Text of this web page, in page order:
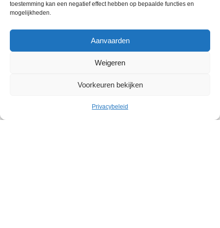
toestemming kan een negatief effect hebben op bepaalde functies en
mogelijkheden.
Aanvaarden
Weigeren
Voorkeuren bekijken
Privacybeleid